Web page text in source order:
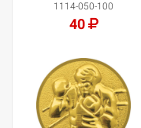
1114-050-100
40
Добавить в корзину